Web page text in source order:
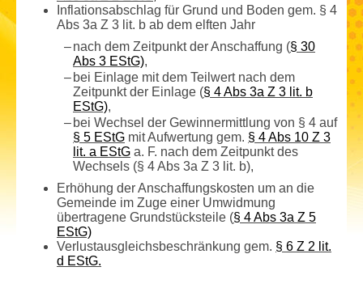
Inflationsabschlag für Grund und Boden gem. § 4
Abs 3a Z 3 lit. b ab dem elften Jahr
–nach dem Zeitpunkt der Anschaffung (§ 30
Abs 3 EStG),
– bei Einlage mit dem Teilwert nach dem
Zeitpunkt der Einlage (§ 4 Abs 3a Z 3 lit. b
EStG),
– bei Wechsel der Gewinn­ermittlung von § 4 auf
§ 5 EStG mit Aufwertung gem. § 4 Abs 10 Z 3
lit. a EStG a. F. nach dem Zeitpunkt des
Wechsels (§ 4 Abs 3a Z 3 lit. b),
Erhöhung der Anschaffungs­kosten um an die
Gemeinde im Zuge einer Umwidmung
übertragene Grundstücksteile (§ 4 Abs 3a Z 5
EStG)
Verlustausgleichsbeschränkung gem. § 6 Z 2 lit.
d EStG.